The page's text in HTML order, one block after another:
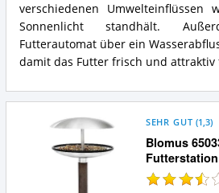
verschiedenen Umwelteinflüssen
Sonnenlicht standhält.
Futterautomat über ein
damit das Futter frisch und attraktiv
Blomus
SEHR GUT (1,3)